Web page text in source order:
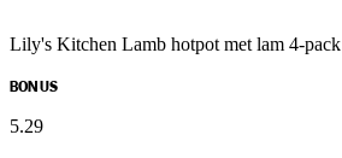
Lily's Kitchen Lamb hotpot met lam 4-pack
BONUS
5.29